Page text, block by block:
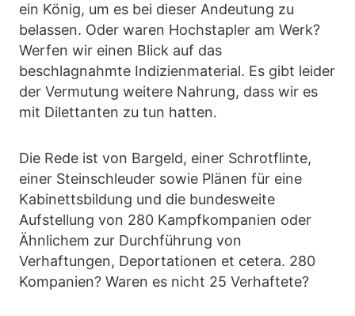
ein König, um es bei dieser Andeutung zu
belassen. Oder waren Hochstapler am Werk?
Werfen wir einen Blick auf das
beschlagnahmte Indizienmaterial. Es gibt leider
der Vermutung weitere Nahrung, dass wir es
mit Dilettanten zu tun hatten.
Die Rede ist von Bargeld, einer Schrotflinte,
einer Steinschleuder sowie Plänen für eine
Kabinettsbildung und die bundesweite
Aufstellung von 280 Kampfkompanien oder
Ähnlichem zur Durchführung von
Verhaftungen, Deportationen et cetera. 280
Kompanien? Waren es nicht 25 Verhaftete?